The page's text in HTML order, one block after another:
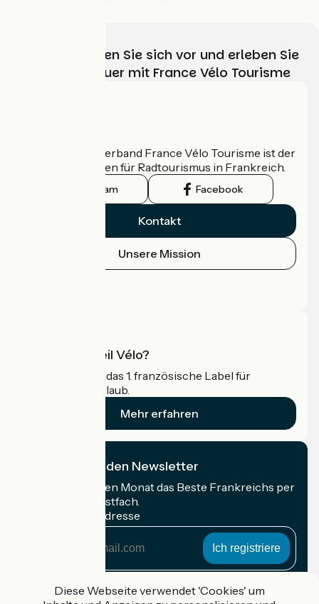
Wählen, bereiten Sie sich vor und erleben Sie
Ihr Radabenteuer mit France Vélo Tourisme
Der nationale Verband France Vélo Tourisme ist der
offizielle Leitfaden für Radtourismus in Frankreich.
Instagram Facebook
Kontakt
Unsere Mission
Was ist Accueil Vélo?
Accueil Vélo ist das 1. französische Label für
Radfahrer im Urlaub.
Mehr erfahren
Ich abonniere den Newsletter
Erhalten Sie jeden Monat das Beste Frankreichs per
Rad in Ihrem Postfach.
Meine E-Mail-Adresse
AdresseDiese Webseite verwendet 'Cookies' um